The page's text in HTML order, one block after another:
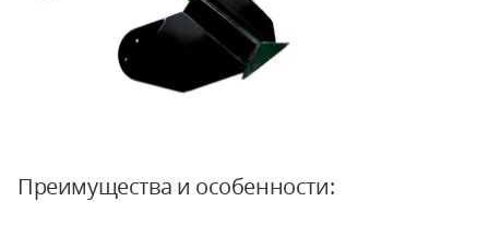
Преимущества и особенности: